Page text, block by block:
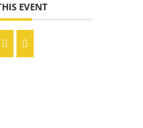
EVENT